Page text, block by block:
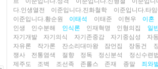
다.인생열전
이준입니다.진화철학 이준입니다.타
이준입니다.황순원
이태석 이태준 이현우 이혼
인생
인수분해 인식론 인재혁명 인형의집 일
자기개발
자기의식 자기존중감 자기중심성 자
자유론
작가론 잔소리대마왕 잠언집 장동건
쟁사
전통염색 절향 정독 정신분석 정신수련법
제주도
조벽 조선족 존롤스 존재 종말 죄와벌